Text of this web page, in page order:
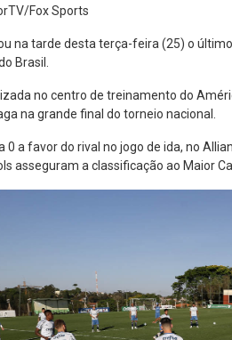
Fox Sports
na tarde desta terça-feira (25) o
Brasil.
no centro de treinamento do
na grande final do torneio nacional.
0 a favor do rival no jogo de ida, no
asseguram a classificação ao Maior